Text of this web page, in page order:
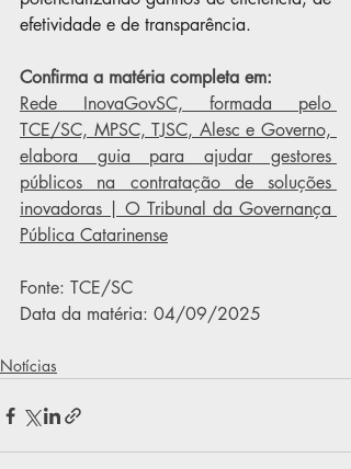
efetividade e de transparência.
Confirma a matéria completa em:
Rede InovaGovSC, formada pelo
TCE/SC, MPSC, TJSC, Alesc e Governo,
elabora guia para ajudar gestores
públicos na contratação de soluções
inovadoras | O Tribunal da Governança
Pública Catarinense
Fonte: TCE/SC
Data da matéria: 04/09/2025
Notícias